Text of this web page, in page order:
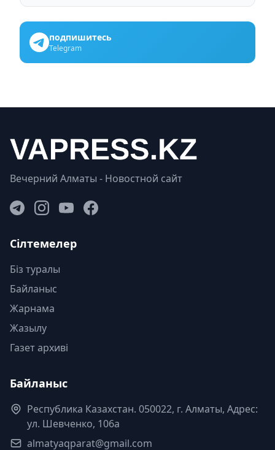
подпишитесь
Telegram
Вечерний Алматы - Новостной сайт
Сілтемелер
Біз туралы
Байланыс
Жарнама
Жазылу
Газет архиві
Байланыс
Республика Казахстан. 050022, г. Алматы, Адрес:
ул. Шевченко, 106а
almatyaqparat@gmail.com